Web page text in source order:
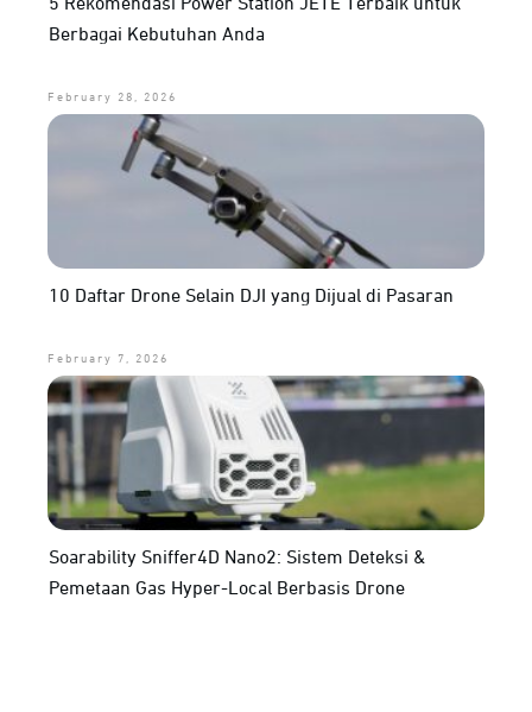
5 Rekomendasi Power Station JETE Terbaik untuk
Berbagai Kebutuhan Anda
February 28, 2026
10 Daftar Drone Selain DJI yang Dijual di Pasaran
February 7, 2026
Soarability Sniffer4D Nano2: Sistem Deteksi &
Pemetaan Gas Hyper-Local Berbasis Drone